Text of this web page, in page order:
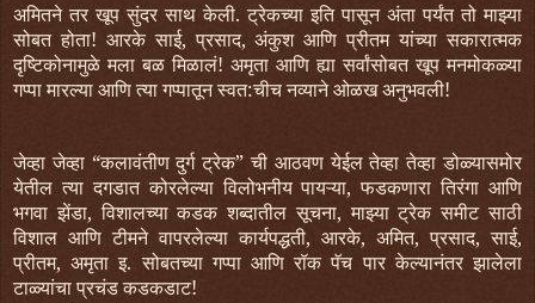
अमितने तर खूप सुंदर साथ केली. ट्रेकच्या इति पासून अंता पर्यंत तो माझ्या
सोबत होता! आरके साई, प्रसाद, अंकुश आणि प्रीतम यांच्या सकारात्मक
दृष्टिकोनामुळे मला बळ मिळालं! अमृता आणि ह्या सर्वांसोबत खूप मनमोकळ्या
गप्पा मारल्या आणि त्या गप्पातून स्वत:चीच नव्याने ओळख अनुभवली!
जेव्हा जेव्हा “कलावंतीण दुर्ग ट्रेक” ची आठवण येईल तेव्हा तेव्हा डोळ्यासमोर
येतील त्या दगडात कोरलेल्या विलोभनीय पायऱ्या, फडकणारा तिरंगा आणि
भगवा झेंडा, विशालच्या कडक शब्दातील सूचना, माझ्या ट्रेक समीट साठी
विशाल आणि टीमने वापरलेल्या कार्यपद्धती, आरके, अमित, प्रसाद, साई,
प्रीतम, अमृता इ. सोबतच्या गप्पा आणि रॉक पॅच पार केल्यानंतर झालेला
टाळ्यांचा प्रचंड कडकडाट!